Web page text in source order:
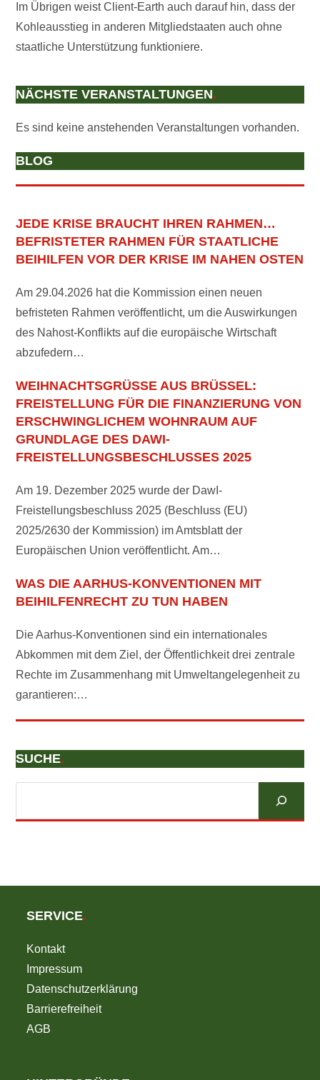
Im Übrigen weist Client-Earth auch darauf hin, dass der
Kohleausstieg in anderen Mitgliedstaaten auch ohne
staatliche Unterstützung funktioniere.
NÄCHSTE VERANSTALTUNGEN.
Es sind keine anstehenden Veranstaltungen vorhanden.
BLOG
JEDE KRISE BRAUCHT IHREN RAHMEN…
BEFRISTETER RAHMEN FÜR STAATLICHE
BEIHILFEN VOR DER KRISE IM NAHEN OSTEN
Am 29.04.2026 hat die Kommission einen neuen
befristeten Rahmen veröffentlicht, um die Auswirkungen
des Nahost-Konflikts auf die europäische Wirtschaft
abzufedern…
WEIHNACHTSGRÜSSE AUS BRÜSSEL: F
REISTELLUNG FÜR DIE FINANZIERUNG VON E
RSCHWINGLICHEM WOHNRAUM AUF G
RUNDLAGE DES DAWI-F
REISTELLUNGSBESCHLUSSES 2025
Am 19. Dezember 2025 wurde der DawI-
Freistellungsbeschluss 2025 (Beschluss (EU)
2025/2630 der Kommission) im Amtsblatt der
Europäischen Union veröffentlicht. Am…
WAS DIE AARHUS-KONVENTIONEN MIT
BEIHILFENRECHT ZU TUN HABEN
Die Aarhus-Konventionen sind ein internationales
Abkommen mit dem Ziel, der Öffentlichkeit drei zentrale
Rechte im Zusammenhang mit Umweltangelegenheit zu
garantieren:…
SUCHE.
SERVICE.
Kontakt
Impressum
Datenschutzerklärung
Barrierefreiheit
AGB